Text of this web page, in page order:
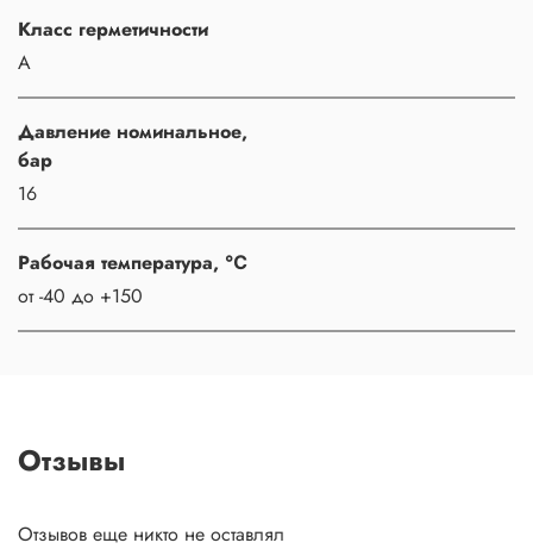
Класс герметичности
A
Давление номинальное,
бар
16
Рабочая температура, ℃
от -40 до +150
Отзывы
Отзывов еще никто не оставлял